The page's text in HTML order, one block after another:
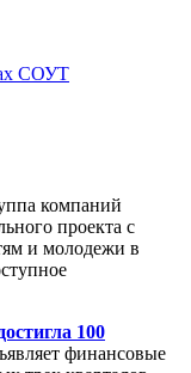
СОУТ
компаний
проекта с
и молодежи в
100
финансовые